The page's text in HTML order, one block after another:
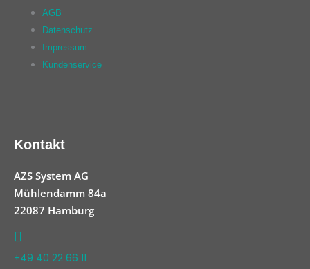
AGB
Datenschutz
Impressum
Kundenservice
Kontakt
AZS System AG
Mühlendamm 84a
22087 Hamburg
+49 40 22 66 11